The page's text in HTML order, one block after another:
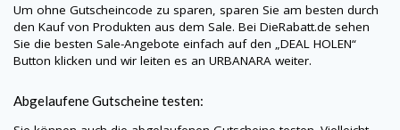
Um ohne Gutscheincode zu sparen, sparen Sie am besten durch
den Kauf von Produkten aus dem Sale. Bei DieRabatt.de sehen
Sie die besten Sale-Angebote einfach auf den „DEAL HOLEN“
Button klicken und wir leiten es an URBANARA weiter.
Abgelaufene Gutscheine testen: